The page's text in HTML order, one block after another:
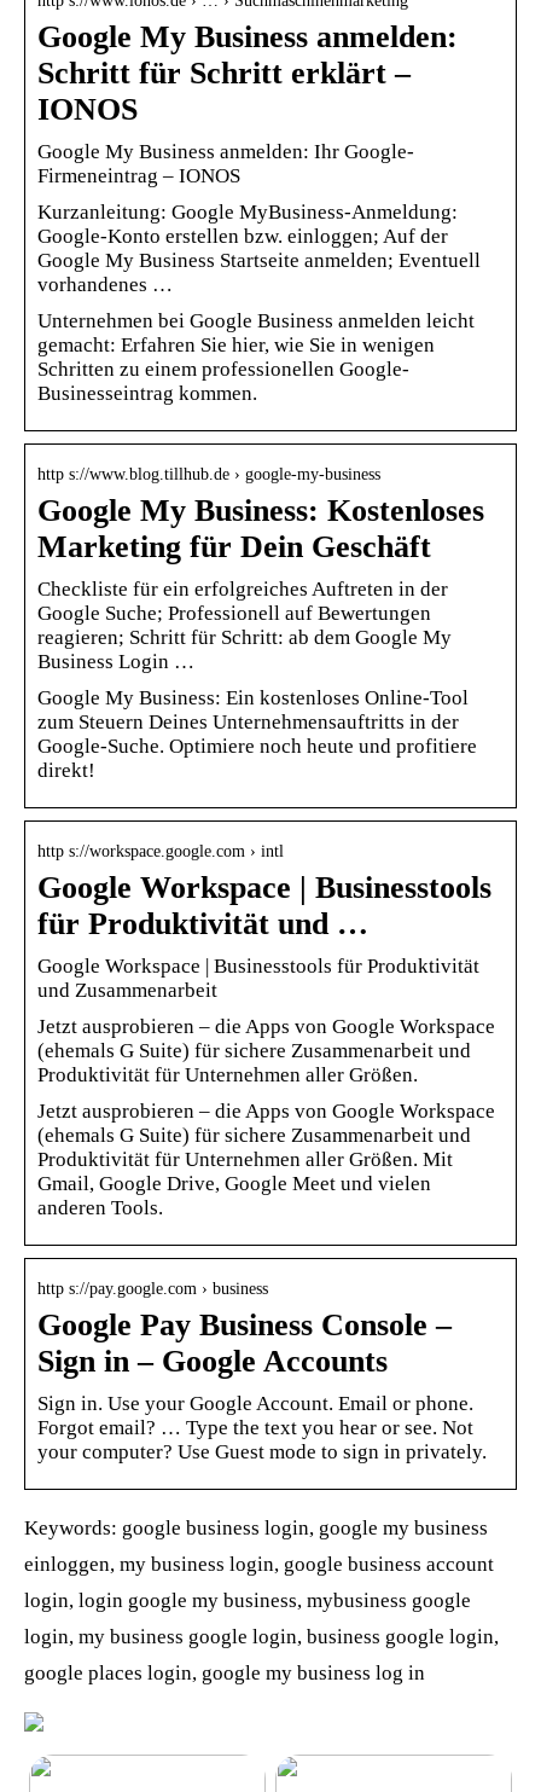
Google My Business anmelden:
Schritt für Schritt erklärt –
IONOS
Google My Business anmelden: Ihr Google-
Firmeneintrag – IONOS
Kurzanleitung: Google MyBusiness-Anmeldung:
Google-Konto erstellen bzw. einloggen; Auf der
Google My Business Startseite anmelden; Eventuell
vorhandenes …
Unternehmen bei Google Business anmelden leicht
gemacht: Erfahren Sie hier, wie Sie in wenigen
Schritten zu einem professionellen Google-
Businesseintrag kommen.
http s://www.blog.tillhub.de › google-my-business
Google My Business: Kostenloses
Marketing für Dein Geschäft
Checkliste für ein erfolgreiches Auftreten in der
Google Suche; Professionell auf Bewertungen
reagieren; Schritt für Schritt: ab dem Google My
Business Login …
Google My Business: Ein kostenloses Online-Tool
zum Steuern Deines Unternehmensauftritts in der
Google-Suche. Optimiere noch heute und profitiere
direkt!
http s://workspace.google.com › intl
Google Workspace | Businesstools
für Produktivität und …
Google Workspace | Businesstools für Produktivität
und Zusammenarbeit
Jetzt ausprobieren – die Apps von Google Workspace
(ehemals G Suite) für sichere Zusammenarbeit und
Produktivität für Unternehmen aller Größen.
Jetzt ausprobieren – die Apps von Google Workspace
(ehemals G Suite) für sichere Zusammenarbeit und
Produktivität für Unternehmen aller Größen. Mit
Gmail, Google Drive, Google Meet und vielen
anderen Tools.
http s://pay.google.com › business
Google Pay Business Console –
Sign in – Google Accounts
Sign in. Use your Google Account. Email or phone.
Forgot email? … Type the text you hear or see. Not
your computer? Use Guest mode to sign in privately.
Keywords: google business login, google my business
einloggen, my business login, google business account
login, login google my business, mybusiness google
login, my business google login, business google login,
google places login, google my business log in